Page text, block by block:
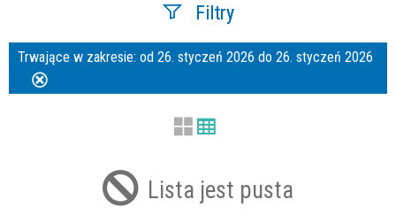
Filtry
Szukana fraza
Trwające w zakresie
Trwające w zakresie: od 26. styczeń 2026 do 26. styczeń 2026
Lista jest pusta